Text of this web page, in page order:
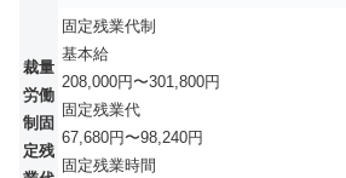
裁量
労働
制固
定残
固定残業代制
基本給
208,000円〜301,800円
固定残業代
67,680円〜98,240円
固定残業時間